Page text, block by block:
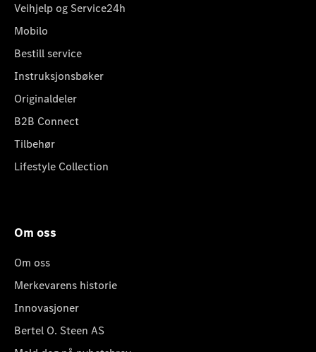
Veihjelp og Service24h
Mobilo
Bestill service
Instruksjonsbøker
Originaldeler
B2B Connect
Tilbehør
Lifestyle Collection
Om oss
Om oss
Merkevarens historie
Innovasjoner
Bertel O. Steen AS